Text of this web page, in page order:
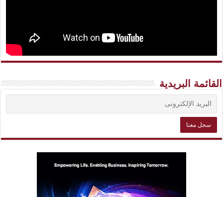
القائمة البريدية